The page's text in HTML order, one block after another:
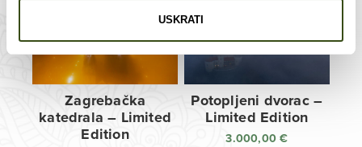
USKRATI
Zagrebačka
katedrala – Limited
Edition
Potopljeni dvorac –
Limited Edition
3.000,00€